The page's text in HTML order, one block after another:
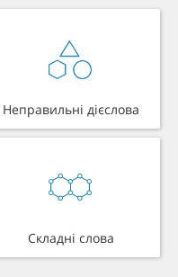
Неправильні дієслова
Складні слова